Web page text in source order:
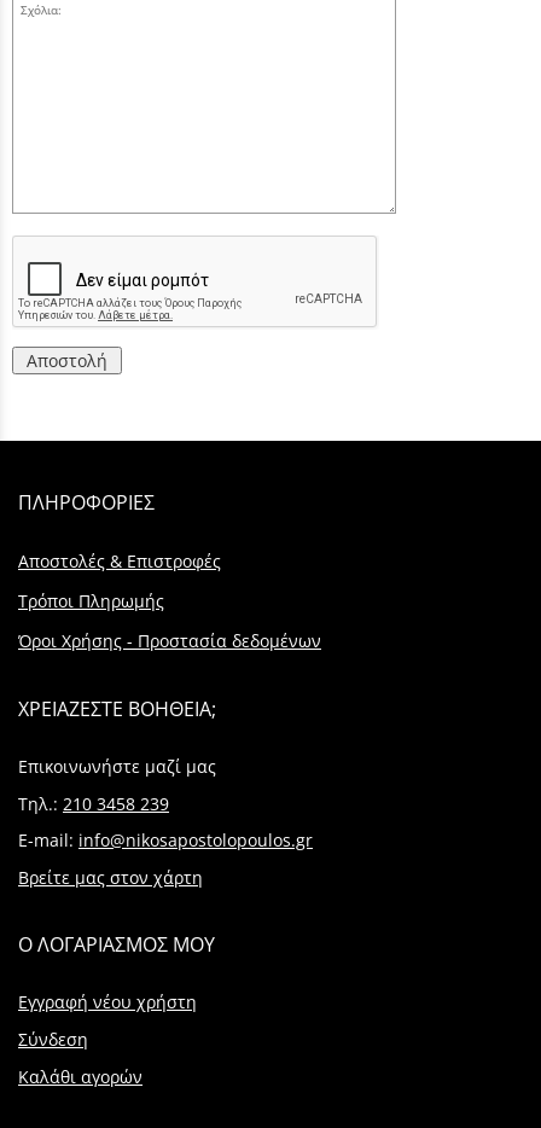
Σχόλια:
Αποστολή
ΠΛΗΡΟΦΟΡΙΕΣ
Αποστολές & Επιστροφές
Τρόποι Πληρωμής
Όροι Χρήσης - Προστασία δεδομένων
ΧΡΕΙΑΖΕΣΤΕ ΒΟΗΘΕΙΑ;
Επικοινωνήστε μαζί μας
Τηλ.: 210 3458 239
E-mail: info@nikosapostolopoulos.gr
Βρείτε μας στον χάρτη
Ο ΛΟΓΑΡΙΑΣΜΟΣ ΜΟΥ
Εγγραφή νέου χρήστη
Σύνδεση
Καλάθι αγορών